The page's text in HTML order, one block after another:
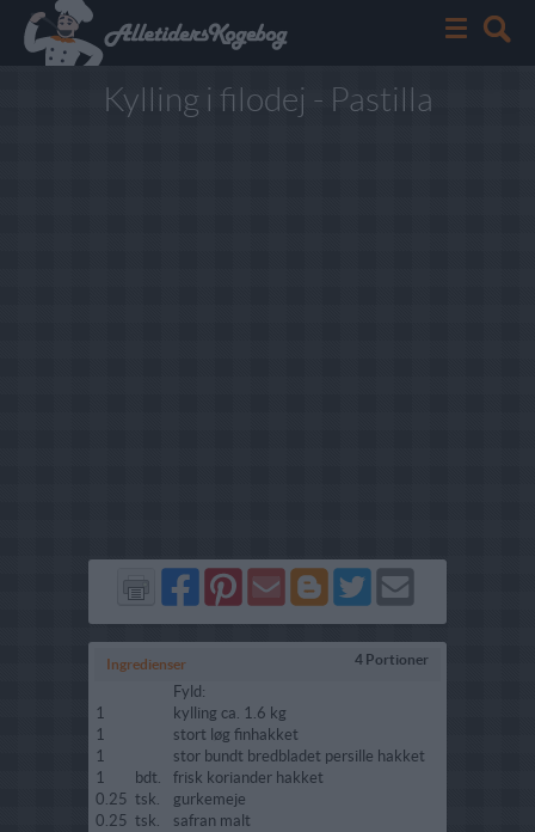
Kylling i filodej - Pastilla
Del
på
Facebook
Del
på
Pinterest
Send
via
GMail
Del
på
Blogger
Del
på
Twitter
Send
Ingredienser 4 Portioner
Fyld:
1
kylling ca. 1.6 kg
1
stort løg finhakket
1
stor bundt bredbladet persille hakket
1
bdt.
frisk koriander hakket
0.25 tsk.
gurkemeje
0.25 tsk.
safran malt